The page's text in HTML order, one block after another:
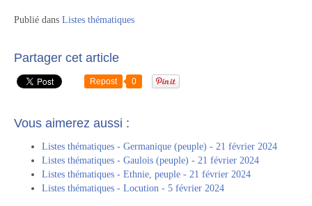
Publié dans Listes thématiques
Partager cet article
Repost 0
Vous aimerez aussi :
Listes thématiques - Germanique (peuple) - 21 février 2024
Listes thématiques - Gaulois (peuple) - 21 février 2024
Listes thématiques - Ethnie, peuple - 21 février 2024
Listes thématiques - Locution - 5 février 2024